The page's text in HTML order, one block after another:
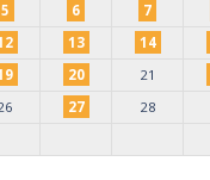
5 6 7
13 14
20 21
27 28